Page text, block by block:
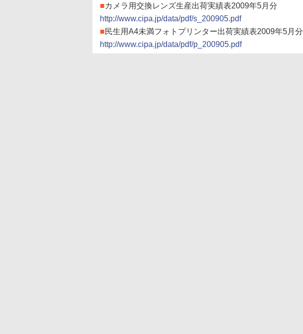
■カメラ用交換レンズ生産出荷実績表2009年5月分
http://www.cipa.jp/data/pdf/s_200905.pdf
■民生用A4未満フォトプリンター出荷実績表2009年5月分
http://www.cipa.jp/data/pdf/p_200905.pdf